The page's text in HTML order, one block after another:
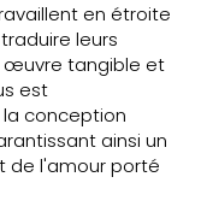
en étroite
leurs
œuvre tangible et
est
conception
ainsi un
de l'amour porté